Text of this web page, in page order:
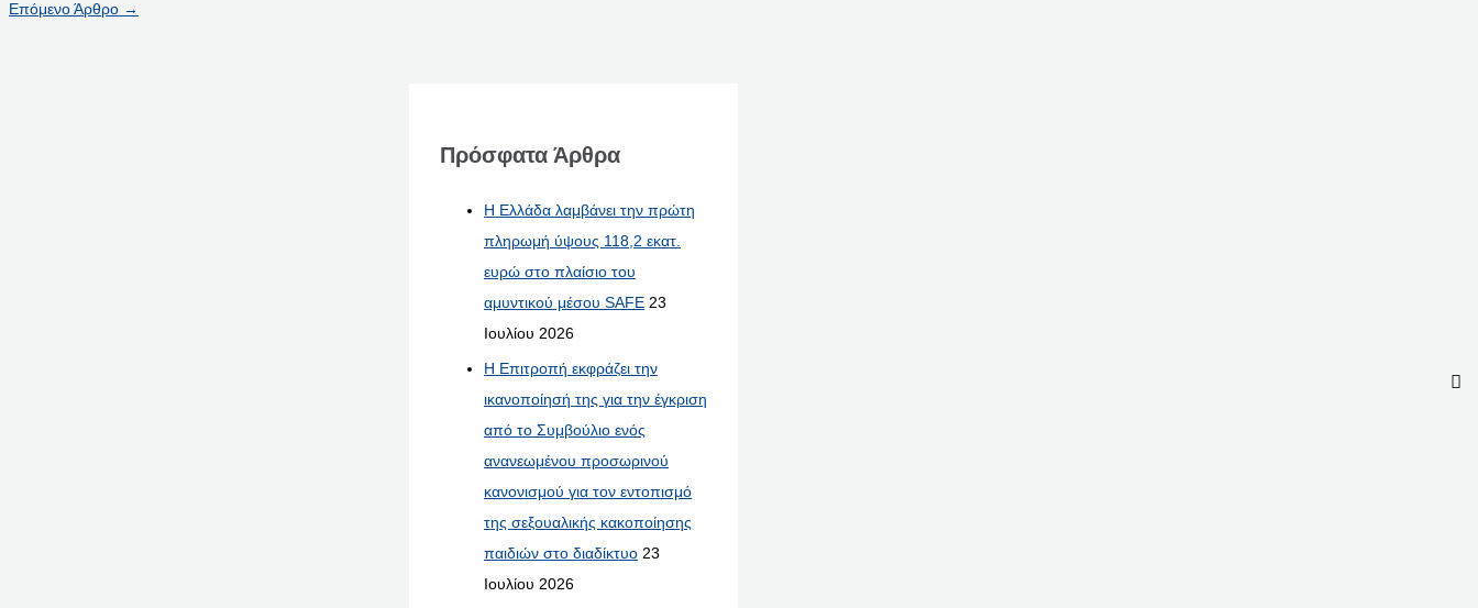
Επόμενο Άρθρο →
Πρόσφατα Άρθρα
Η Ελλάδα λαμβάνει την πρώτη
πληρωμή ύψους 118,2 εκατ.
ευρώ στο πλαίσιο του
αμυντικού μέσου SAFE 23
Ιουλίου 2026
Η Επιτροπή εκφράζει την
ικανοποίησή της για την έγκριση
από το Συμβούλιο ενός
ανανεωμένου προσωρινού
κανονισμού για τον εντοπισμό
της σεξουαλικής κακοποίησης
παιδιών στο διαδίκτυο 23
Ιουλίου 2026